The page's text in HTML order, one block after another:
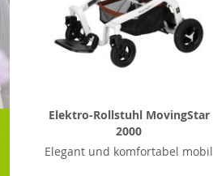
Elektro-Rollstuhl MovingStar
2000
Elegant und komfortabel mobil